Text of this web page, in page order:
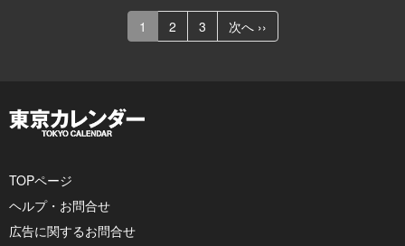
1 2 3 次へ ››
TOPページ
ヘルプ・お問合せ
広告に関するお問合せ